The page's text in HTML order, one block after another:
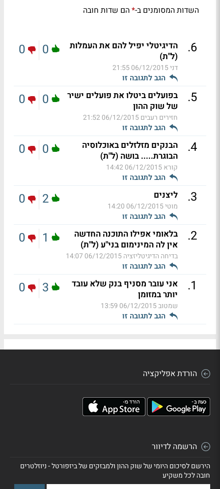
השדות המסומנים ב-*הם שדות חובה
6
.
הדיגיטלי יפיל להם את העמלות
(ל"ת)
דני06/12/2015 21:55
הגב לתגובה זו
0
0
5
.
בפועלים ביטלו את פועלים ישיר
של שוק ההון
חזירים רעבים06/12/2015 21:52
הגב לתגובה זו
0
0
4
.
הבנקים מזלזלים באוכלוסיה
הבוגרת..... בושה (ל"ת)
קורא06/12/2015 14:42
הגב לתגובה זו
0
0
3
. ליצנים
מוטי06/12/2015 14:20
הגב לתגובה זו
2
0
2
.
בלאומי אפילו התוכנה החדשה
אין לה המינימום בני"ע (ל"ת)
בדיחה הדיגיטליזציה06/12/2015 14:07
הגב לתגובה זו
1
0
1
.
אני עובר מסניף בנק שלא עובד
יותר במזומן
שמטוב06/12/2015 13:59
הגב לתגובה זו
3
0
הורדת אפליקציה
הרשמה לדיוור
הירשם לסיכום היומי של שוק ההון ולמבזקים של ביזפורטל - ניוזלטרים
חובה לכל משקיע